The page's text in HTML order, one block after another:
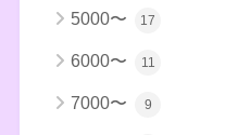
5000〜 17
6000〜 11
7000〜 9